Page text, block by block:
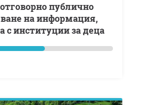
на информация,
с институции за деца